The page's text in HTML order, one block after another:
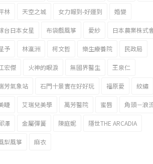
林 天空之城 女力報到-好運到 婚變
台日本女星 布袋戲風箏 愛紗 日本農業株式
予 林瀛洲 柯文哲 樂生療養院 民政局
宏傑 火神的眼淚 無國界醫生 王泉仁
芳氣象站 石門十景實在好好玩 福原愛 紋繡
睫 艾瑞兒美學 萬芳醫院 蜜唇 角頭－浪
澤 金屬彈簧 陳庭妮 隱世THE ARCADIA
梨風箏 麻衣